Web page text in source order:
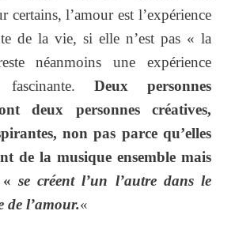
certains, l’amour est l’expérience
de la vie, si elle n’est pas « la
néanmoins une expérience
Deux personnes
deux personnes créatives,
non pas parce qu’elles
de la musique ensemble mais
se créent l’un l’autre dans le
de l’amour.«